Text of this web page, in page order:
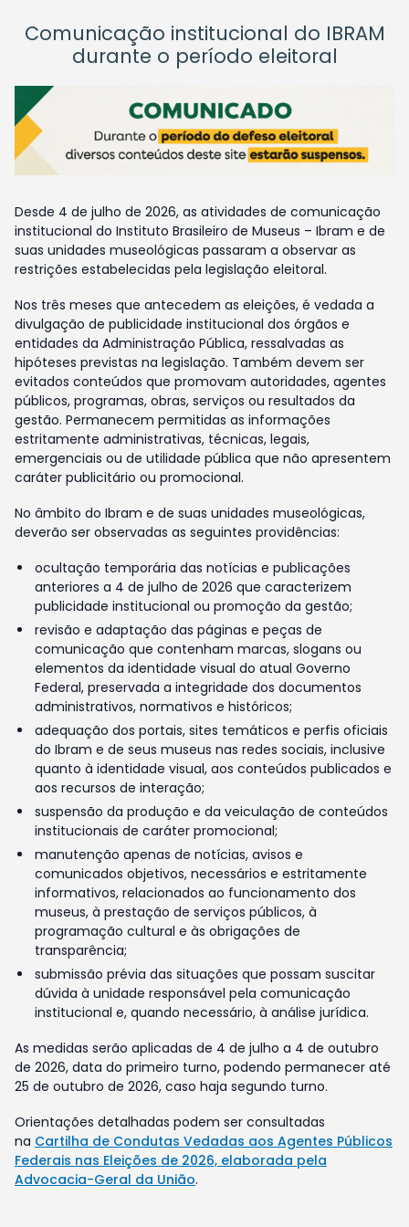
Comunicação institucional do IBRAM
durante o período eleitoral
Desde 4 de julho de 2026, as atividades de comunicação
institucional do Instituto Brasileiro de Museus – Ibram e de
suas unidades museológicas passaram a observar as
restrições estabelecidas pela legislação eleitoral.
Nos três meses que antecedem as eleições, é vedada a
divulgação de publicidade institucional dos órgãos e
entidades da Administração Pública, ressalvadas as
hipóteses previstas na legislação. Também devem ser
evitados conteúdos que promovam autoridades, agentes
públicos, programas, obras, serviços ou resultados da
gestão. Permanecem permitidas as informações
estritamente administrativas, técnicas, legais,
emergenciais ou de utilidade pública que não apresentem
caráter publicitário ou promocional.
No âmbito do Ibram e de suas unidades museológicas,
deverão ser observadas as seguintes providências:
ocultação temporária das notícias e publicações
anteriores a 4 de julho de 2026 que caracterizem
publicidade institucional ou promoção da gestão;
revisão e adaptação das páginas e peças de
comunicação que contenham marcas, slogans ou
elementos da identidade visual do atual Governo
Federal, preservada a integridade dos documentos
administrativos, normativos e históricos;
adequação dos portais, sites temáticos e perfis oficiais
do Ibram e de seus museus nas redes sociais, inclusive
quanto à identidade visual, aos conteúdos publicados e
aos recursos de interação;
suspensão da produção e da veiculação de conteúdos
institucionais de caráter promocional;
manutenção apenas de notícias, avisos e
comunicados objetivos, necessários e estritamente
informativos, relacionados ao funcionamento dos
museus, à prestação de serviços públicos, à
programação cultural e às obrigações de
transparência;
submissão prévia das situações que possam suscitar
dúvida à unidade responsável pela comunicação
institucional e, quando necessário, à análise jurídica.
As medidas serão aplicadas de 4 de julho a 4 de outubro
de 2026, data do primeiro turno, podendo permanecer até
25 de outubro de 2026, caso haja segundo turno.
Orientações detalhadas podem ser consultadas
na Cartilha de Condutas Vedadas aos Agentes Públicos
Federais nas Eleições de 2026, elaborada pela
Advocacia-Geral da União.